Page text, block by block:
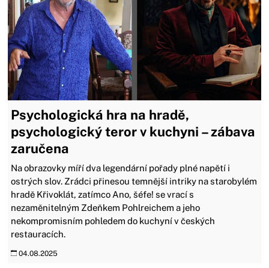
Psychologická hra na hradě,
psychologický teror v kuchyni – zábava
zaručena
Na obrazovky míří dva legendární pořady plné napětí i
ostrých slov. Zrádci přinesou temnější intriky na starobylém
hradě Křivoklát, zatímco Ano, šéfe! se vrací s
nezaměnitelným Zdeňkem Pohlreichem a jeho
nekompromisním pohledem do kuchyní v českých
restauracích.
04.08.2025